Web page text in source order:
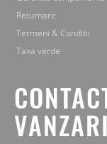
Returnare
Termeni & Conditii
Taxa verde